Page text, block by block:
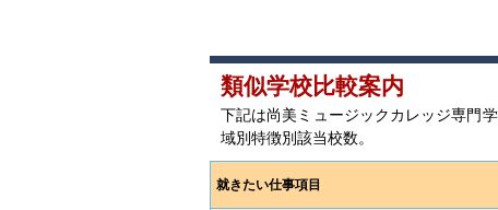
類似学校比較案内
下記は尚美ミュージックカレッジ専門
域別特徴別該当校数。
就きたい仕事項目